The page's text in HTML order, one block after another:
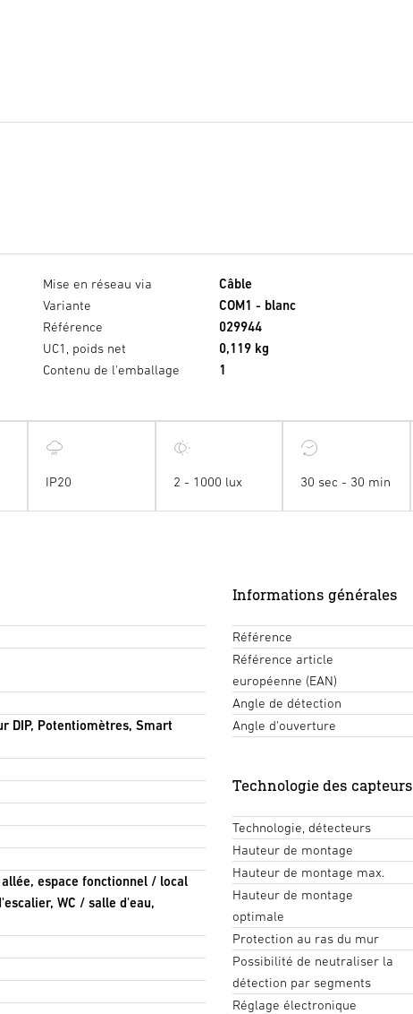
Mise en réseau via
Câble
Variante
COM1 - blanc
Référence
029944
UC1, poids net
0,119 kg
Contenu de l'emballage
1
IP20 2 - 1000 lux 30 sec - 30 min
DIP, Potentiomètres, Smart
espace fonctionnel / local
WC / salle d'eau,
Informations générales
Référence
Référence article
européenne (EAN)
Angle de détection
Angle d'ouverture
Technologie des capteurs
Technologie, détecteurs
Hauteur de montage
Hauteur de montage max.
Hauteur de montage
optimale
Protection au ras du mur
Possibilité de neutraliser la
détection par segments
Réglage électronique